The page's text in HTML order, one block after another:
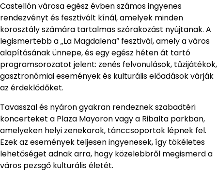
Castellón városa egész évben számos ingyenes
rendezvényt és fesztivált kínál, amelyek minden
korosztály számára tartalmas szórakozást nyújtanak. A
legismertebb a „La Magdalena” fesztivál, amely a város
alapításának ünnepe, és egy egész héten át tartó
programsorozatot jelent: zenés felvonulások, tűzijátékok,
gasztronómiai események és kulturális előadások várják
az érdeklődőket.
Tavasszal és nyáron gyakran rendeznek szabadtéri
koncerteket a Plaza Mayoron vagy a Ribalta parkban,
amelyeken helyi zenekarok, tánccsoportok lépnek fel.
Ezek az események teljesen ingyenesek, így tökéletes
lehetőséget adnak arra, hogy közelebbről megismerd a
város pezsgő kulturális életét.